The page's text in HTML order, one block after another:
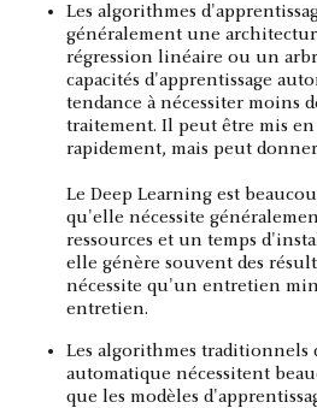
Les algorithmes
généralement une
régression linéaire ou un
capacités d'apprentissage
tendance à nécessiter moins
traitement. Il peut être mis en
rapidement, mais peut
Le Deep Learning est
qu'elle nécessite
ressources et un temps
elle génère souvent des
nécessite qu'un entretien
entretien.
Les algorithmes traditionnels
automatique nécessitent
que les modèles